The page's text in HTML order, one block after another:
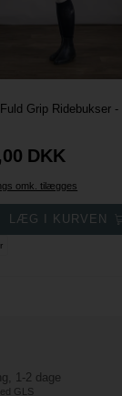
Grip Ridebukser -
DKK
omk. tilægges
1-2 dage
GLS